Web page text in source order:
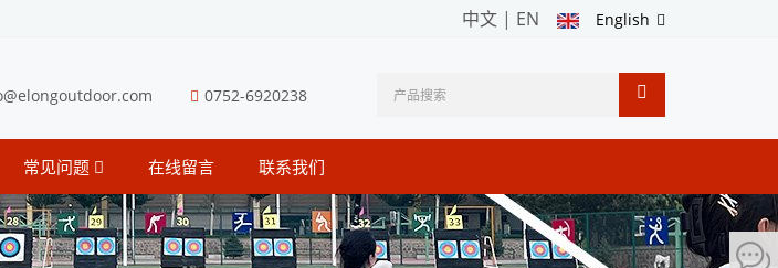
English
中文 | EN
0752-6920238
常见问题 在线留言 联系我们